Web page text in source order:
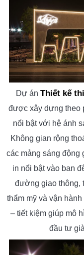
Dự ánThiết kế
được xây dựng theo
nổi bật với hệ ánh
Không gian rộng
các mảng sáng động
in nổi bật vào ban
đường giao thông,
thẩm mỹ và vận
– tiết kiệm giúp mô
đầu tư